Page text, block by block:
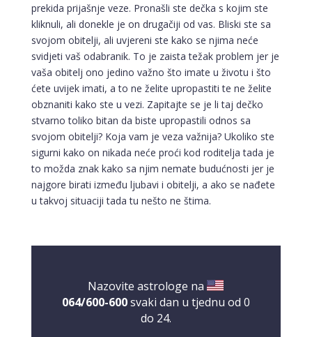
prekida prijašnje veze. Pronašli ste dečka s kojim ste
kliknuli, ali donekle je on drugačiji od vas. Bliski ste sa
svojom obitelji, ali uvjereni ste kako se njima neće
svidjeti vaš odabranik. To je zaista težak problem jer je
vaša obitelj ono jedino važno što imate u životu i što
ćete uvijek imati, a to ne želite upropastiti te ne želite
obznaniti kako ste u vezi. Zapitajte se je li taj dečko
stvarno toliko bitan da biste upropastili odnos sa
svojom obitelji? Koja vam je veza važnija? Ukoliko ste
sigurni kako on nikada neće proći kod roditelja tada je
to možda znak kako sa njim nemate budućnosti jer je
najgore birati između ljubavi i obitelji, a ako se nađete
u takvoj situaciji tada tu nešto ne štima.
Nazovite astrologe na
064/600-600svaki dan u tjednu od 0
do 24.